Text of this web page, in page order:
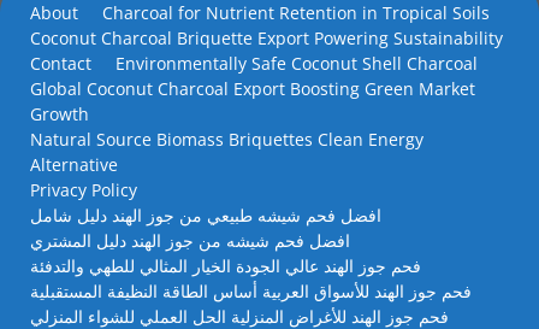
About
Charcoal for Nutrient Retention in Tropical Soils
Coconut Charcoal Briquette Export Powering Sustainability
Contact
Environmentally Safe Coconut Shell Charcoal
Global Coconut Charcoal Export Boosting Green Market
Growth
Natural Source Biomass Briquettes Clean Energy
Alternative
Privacy Policy
افضل فحم شيشه طبيعي من جوز الهند دليل شامل
افضل فحم شيشه من جوز الهند دليل المشتري
فحم جوز الهند عالي الجودة الخيار المثالي للطهي والتدفئة
فحم جوز الهند للأسواق العربية أساس الطاقة النظيفة المستقبلية
فحم جوز الهند للأغراض المنزلية الحل العملي للشواء المنزلي